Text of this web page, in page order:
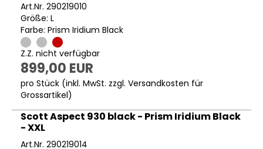
Art.Nr. 290219010
Größe: L
Farbe: Prism Iridium Black
Z.Z. nicht verfügbar
899,00 EUR
pro Stück (inkl. MwSt. zzgl. Versandkosten für
Grossartikel)
Scott Aspect 930 black - Prism Iridium Black
- XXL
Art.Nr. 290219014